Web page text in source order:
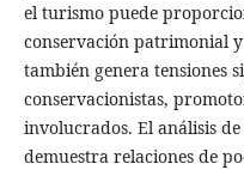
el turismo puede
conservación patrimonial
también genera tensiones
conservacionistas,
involucrados. El análisis
demuestra relaciones de